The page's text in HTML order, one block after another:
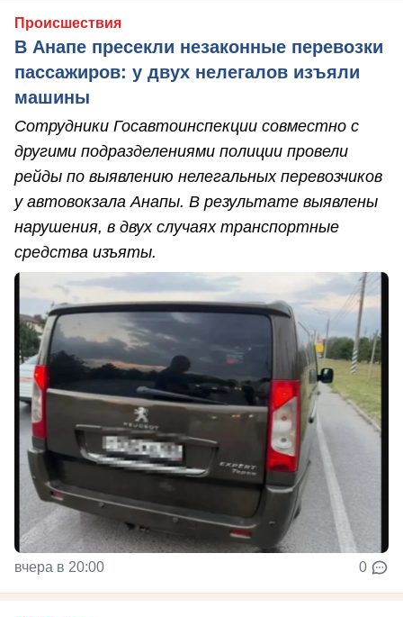
Происшествия
В Анапе пресекли незаконные перевозки
пассажиров: у двух нелегалов изъяли
машины
Сотрудники Госавтоинспекции совместно с
другими подразделениями полиции провели
рейды по выявлению нелегальных перевозчиков
у автовокзала Анапы. В результате выявлены
нарушения, в двух случаях транспортные
средства изъяты.
вчера в 20:00 0